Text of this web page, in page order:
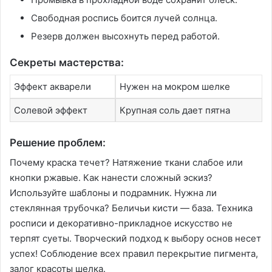
Свободная роспись боится лучей солнца․
Резерв должен высохнуть перед работой․
Секреты мастерства:
Эффект акварели Нужен на мокром шелке
Солевой эффект Крупная соль дает пятна
Решение проблем:
Почему краска течет? Натяжение ткани слабое или
кнопки ржавые․ Как нанести сложный эскиз?
Используйте шаблоны и подрамник․ Нужна ли
стеклянная трубочка? Беличьи кисти — база․ Техника
росписи и декоративно-прикладное искусство не
терпят суеты․ Творческий подход к выбору основ несет
успех! Соблюдение всех правил перекрытие пигмента,
залог красоты шелка․